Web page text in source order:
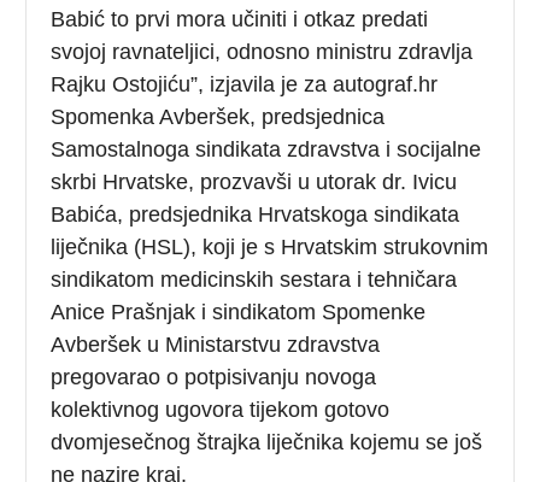
Babić to prvi mora učiniti i otkaz predati
svojoj ravnateljici, odnosno ministru zdravlja
Rajku Ostojiću”, izjavila je za autograf.hr
Spomenka Avberšek, predsjednica
Samostalnoga sindikata zdravstva i socijalne
skrbi Hrvatske, prozvavši u utorak dr. Ivicu
Babića, predsjednika Hrvatskoga sindikata
liječnika (HSL), koji je s Hrvatskim strukovnim
sindikatom medicinskih sestara i tehničara
Anice Prašnjak i sindikatom Spomenke
Avberšek u Ministarstvu zdravstva
pregovarao o potpisivanju novoga
kolektivnog ugovora tijekom gotovo
dvomjesečnog štrajka liječnika kojemu se još
ne nazire kraj.